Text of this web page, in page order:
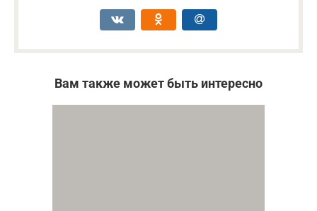
Вам также может быть интересно